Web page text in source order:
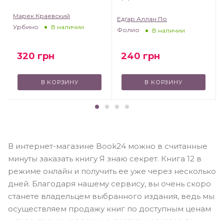
Марек Краевский
Урбино
В наличии
320 грн
В КОРЗИНУ
Едґар Аллан По
Фолио
В наличии
240 грн
В КОРЗИНУ
В интернет-магазине Book24 можно в считанные
минуты заказать книгу Я знаю секрет. Книга 12 в
режиме онлайн и получить ее уже через несколько
дней. Благодаря нашему сервису, вы очень скоро
станете владельцем выбранного издания, ведь мы
осуществляем продажу книг по доступным ценам